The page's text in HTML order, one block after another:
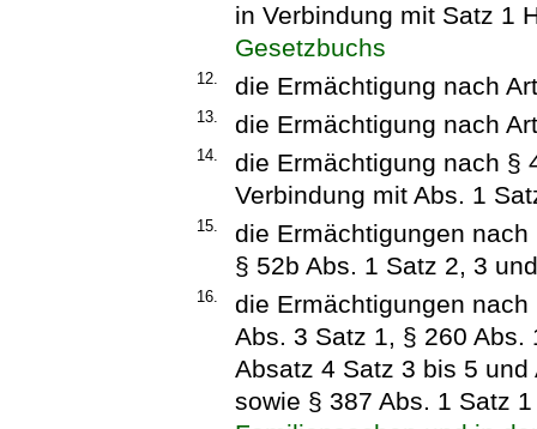
in Verbindung mit Satz 1
Gesetzbuchs
12. die Ermächtigung nach
13. die Ermächtigung nach
14.
die Ermächtigung nach §
Verbindung mit Abs. 1
15.
die Ermächtigungen
§ 52b Abs. 1 Satz 2, 3
16.
die Ermächtigungen
Abs. 3 Satz 1, § 260 Abs.
Absatz 4 Satz 3 bis 5
sowie § 387 Abs. 1 Satz